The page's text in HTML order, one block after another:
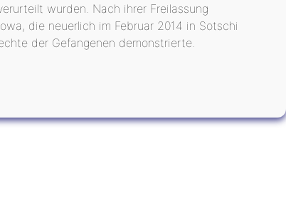
wurden. Nach ihrer Freilassung
die neuerlich im Februar 2014 in Sotschi
der Gefangenen demonstrierte.